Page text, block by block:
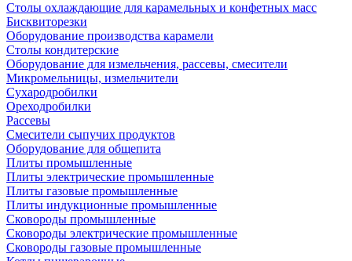
Столы охлаждающие для карамельных и конфетных масс
Бисквиторезки
Оборудование производства карамели
Столы кондитерские
Оборудование для измельчения, рассевы, смесители
Микромельницы, измельчители
Сухародробилки
Ореходробилки
Рассевы
Смесители сыпучих продуктов
Оборудование для общепита
Плиты промышленные
Плиты электрические промышленные
Плиты газовые промышленные
Плиты индукционные промышленные
Сковороды промышленные
Сковороды электрические промышленные
Сковороды газовые промышленные